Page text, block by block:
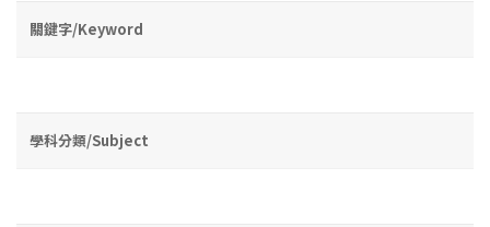
關鍵字/Keyword
學科分類/Subject